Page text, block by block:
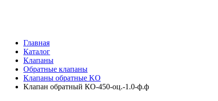
Главная
Каталог
Клапаны
Обратные клапаны
Клапаны обратные KO
Клапан обратный КО-450-оц.-1.0-ф.ф